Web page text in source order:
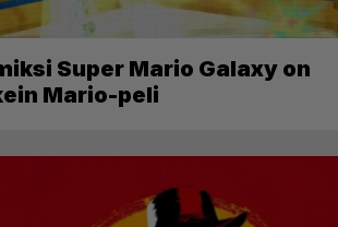
Super Mario Galaxy on
Mario-peli